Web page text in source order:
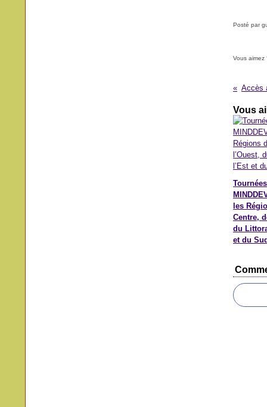
Posté par
Vous aimez
Vous
les
Centre,
du
et du Sud